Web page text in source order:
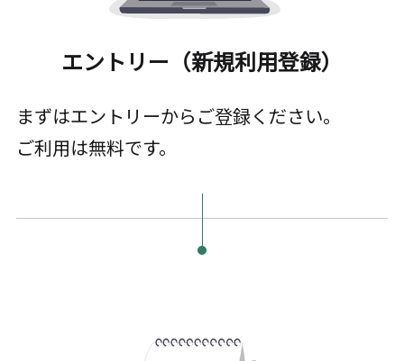
エントリー（新規利用登録）
まずはエントリーからご登録ください。
ご利用は無料です。